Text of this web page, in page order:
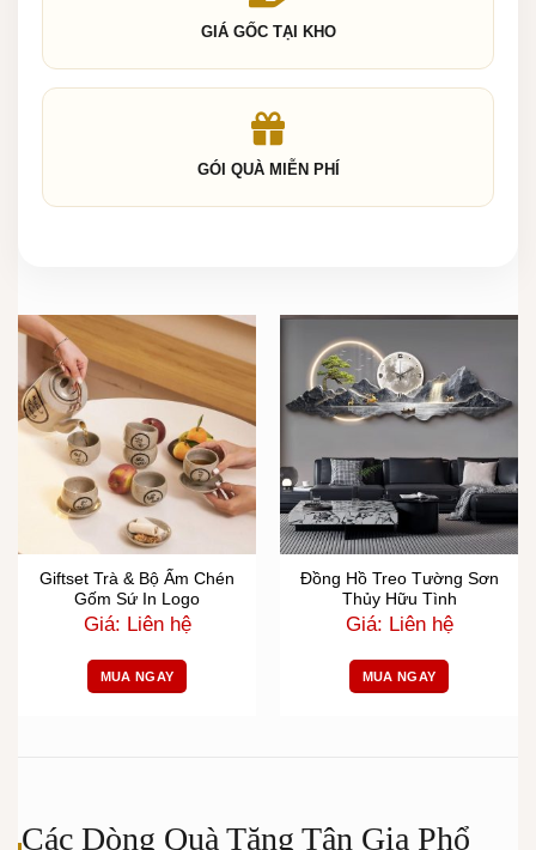
GIÁ GỐC TẠI KHO
GÓI QUÀ MIỄN PHÍ
Giftset Trà & Bộ Ấm Chén
Gốm Sứ In Logo
Giá: Liên hệ
MUA NGAY
Đồng Hồ Treo Tường Sơn
Thủy Hữu Tình
Giá: Liên hệ
MUA NGAY
Các Dòng Quà Tặng Tân Gia Phổ